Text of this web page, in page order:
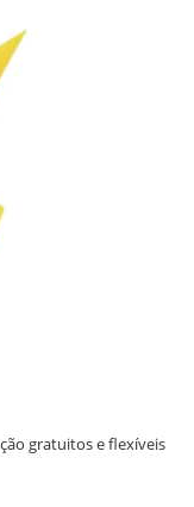
gratuitos e flexíveis